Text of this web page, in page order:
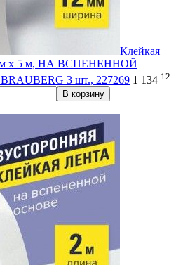
Клейкая
мм х 5 м, НА ВСПЕНЕННОЙ
3 шт., 227269 1 134 12
В корзину